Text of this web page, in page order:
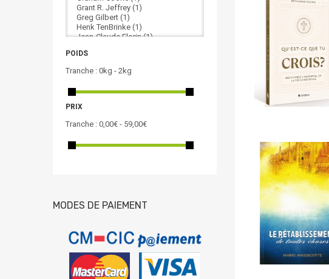
POIDS
Tranche : 0kg - 2kg
PRIX
Tranche : 0,00€ - 59,00€
MODES DE PAIEMENT